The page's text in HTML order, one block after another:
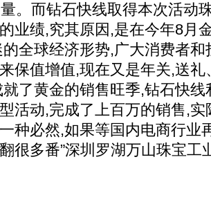
。而钻石快线取得本次活动
业绩,究其原因,是在今年8月
全球经济形势,广大消费者
保值增值,现在又是年关,送
了黄金的销售旺季,钻石快
活动,完成了上百万的销售,
种必然,如果等国内电商行业
很多番”深圳罗湖万山珠宝工